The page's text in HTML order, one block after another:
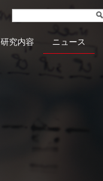
研究内容 ニュース